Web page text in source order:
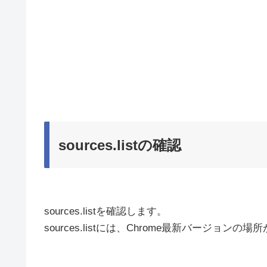
sources.listの確認
sources.listを確認します。
sources.listには、Chrome最新バージョンの場所